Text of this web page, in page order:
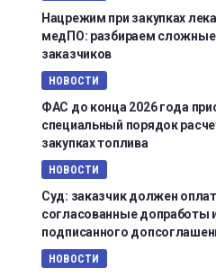
Нацрежим при закупках
медПО: разбираем
заказчиков
НОВОСТИ
ФАС до конца 2026 года
специальный порядок
закупках топлива
НОВОСТИ
Суд: заказчик должен
согласованные допработы
подписанного
НОВОСТИ